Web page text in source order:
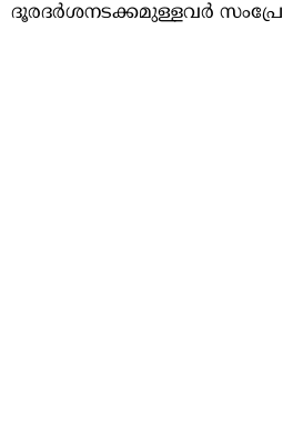
ദൂരദർശനടക്കമുള്ളവർ